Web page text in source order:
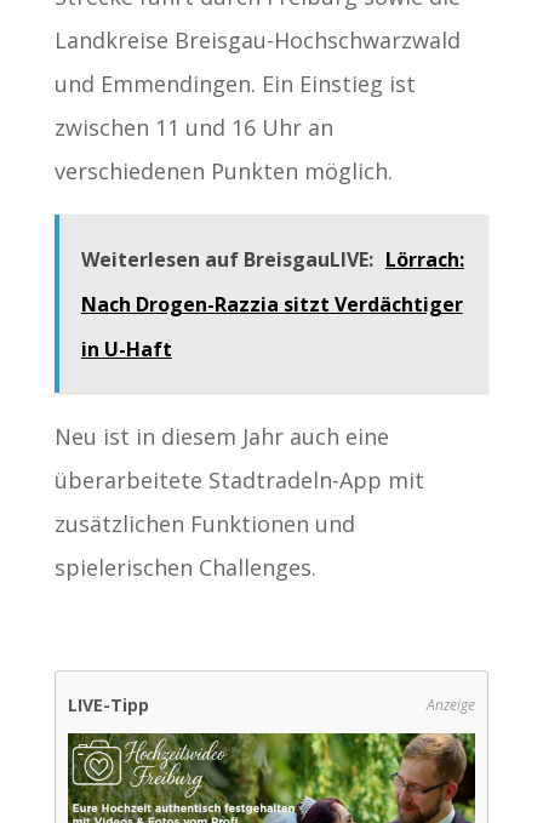
Landkreise Breisgau-Hochschwarzwald
und Emmendingen. Ein Einstieg ist
zwischen 11 und 16 Uhr an
verschiedenen Punkten möglich.
Weiterlesen auf BreisgauLIVE: Lörrach:
Nach Drogen-Razzia sitzt Verdächtiger
in U-Haft
Neu ist in diesem Jahr auch eine
überarbeitete Stadtradeln-App mit
zusätzlichen Funktionen und
spielerischen Challenges.
LIVE-Tipp Anzeige